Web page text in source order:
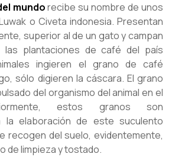
mundorecibe su nombre de unos
o Civeta indonesia. Presentan
superior al de un gato y campan
plantaciones de café del país
ingieren el grano de café
sólo digieren la cáscara. El grano
del organismo del animal en el
estos granos son
la elaboración de este suculento
recogen del suelo, evidentemente,
de limpieza y tostado.